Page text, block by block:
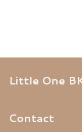
Little One
Contact